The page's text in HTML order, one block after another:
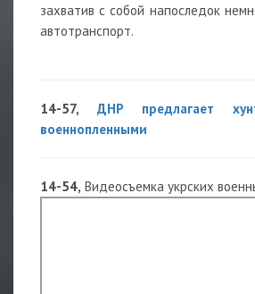
захватив с собой напоследок
автотранспорт.
14-57, ДНР предлагает
военнопленными
14-54, Видеосъемка укрских